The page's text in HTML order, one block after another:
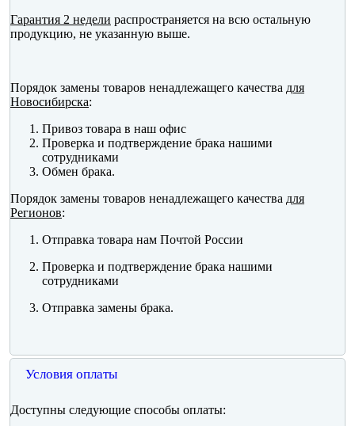
Гарантия 2 недели распространяется на всю остальную
продукцию, не указанную выше.
Порядок замены товаров ненадлежащего качества для
Новосибирска:
Привоз товара в наш офис
Проверка и подтверждение брака нашими
сотрудниками
Обмен брака.
Порядок замены товаров ненадлежащего качества для
Регионов:
Отправка товара нам Почтой России
Проверка и подтверждение брака нашими
сотрудниками
Отправка замены брака.
Условия оплаты
Доступны следующие способы оплаты: